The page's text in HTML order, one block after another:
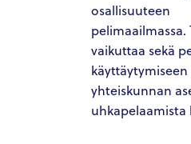
osallisuuteen
pelimaailmassa.
vaikuttaa sekä
yhteiskunnan
uhkapelaamista